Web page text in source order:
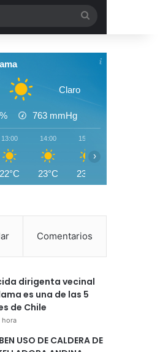
por
Claro
763 mmHg
13:00
22°C
14:00
23°C
15:00
23°C
›
Comentarios
dirigenta vecinal
es una de las 5
de Chile
hora
USO DE CALDERA DE